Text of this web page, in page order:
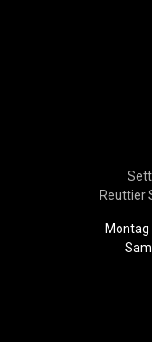
Reuttier
Montag